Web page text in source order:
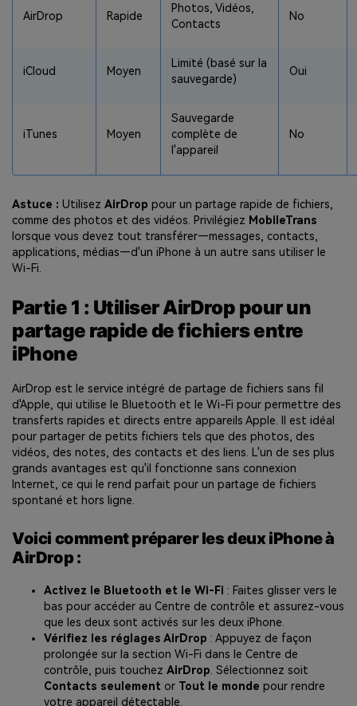
AirDrop Rapide
Photos, Vidéos,
Contacts
No
iCloud Moyen
Limité (basé sur la
sauvegarde)
Oui
iTunes Moyen
Sauvegarde
complète de
l'appareil
No
Astuce : Utilisez AirDrop pour un partage rapide de fichiers,
comme des photos et des vidéos. Privilégiez MobileTrans
lorsque vous devez tout transférer—messages, contacts,
applications, médias—d'un iPhone à un autre sans utiliser le
Wi-Fi.
Partie 1 : Utiliser AirDrop pour un
partage rapide de fichiers entre
iPhone
AirDrop est le service intégré de partage de fichiers sans fil
d'Apple, qui utilise le Bluetooth et le Wi-Fi pour permettre des
transferts rapides et directs entre appareils Apple. Il est idéal
pour partager de petits fichiers tels que des photos, des
vidéos, des notes, des contacts et des liens. L'un de ses plus
grands avantages est qu'il fonctionne sans connexion
Internet, ce qui le rend parfait pour un partage de fichiers
spontané et hors ligne.
Voici comment préparer les deux iPhone à
AirDrop :
Activez le Bluetooth et le Wi-Fi : Faites glisser vers le
bas pour accéder au Centre de contrôle et assurez-vous
que les deux sont activés sur les deux iPhone.
Vérifiez les réglages AirDrop : Appuyez de façon
prolongée sur la section Wi-Fi dans le Centre de
contrôle, puis touchez AirDrop . Sélectionnez soit
Contacts seulement or Tout le monde pour rendre
votre appareil détectable.